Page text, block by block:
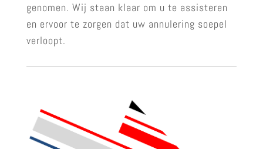
genomen. Wij staan klaar om u te assisteren
en ervoor te zorgen dat uw annulering soepel
verloopt.